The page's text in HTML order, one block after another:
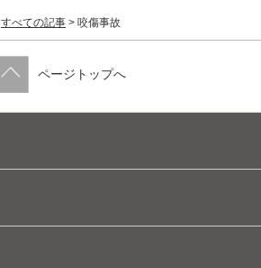
すべての記事 > 咬傷事故
ページトップへ